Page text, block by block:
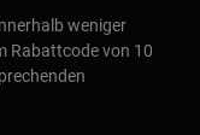
weniger
Rabattcode von 10